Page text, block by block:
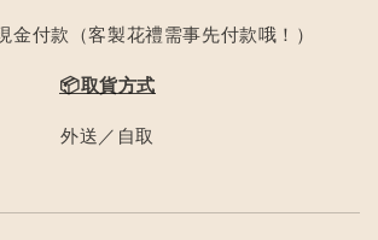
金付款（客製花禮需事先付款哦！）
📦取貨方式
外送／自取